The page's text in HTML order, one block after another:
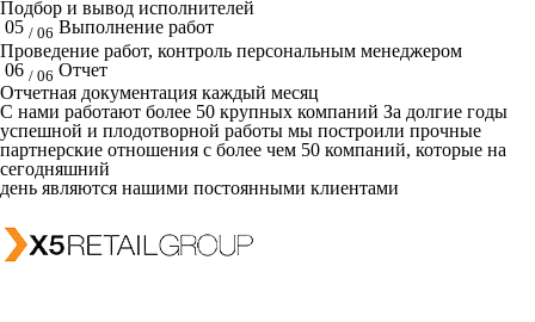
Подбор и вывод исполнителей
05 / 06 Выполнение работ
Проведение работ, контроль персональным менеджером
06 / 06 Отчет
Отчетная документация каждый месяц
C нами работают более 50 крупных компаний За долгие годы
успешной и плодотворной работы мы построили прочные
партнерские отношения с более чем 50 компаний, которые на
сегодняшний
день являются нашими постоянными клиентами